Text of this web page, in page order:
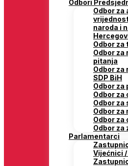
Odbori
Odbor
naroda i
Odbor za
Odbor
pitanja
Odbor za
SDP BiH
Odbor za
Odbor za
Odbor za
Odbor za
Odbor za
Odbor za
Parlamentarci
Vijećnici